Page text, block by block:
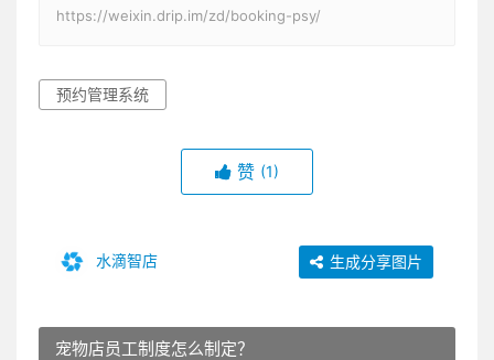
https://weixin.drip.im/zd/booking-psy/
预约管理系统
赞 (1)
水滴智店 生成分享图片
宠物店员工制度怎么制定？